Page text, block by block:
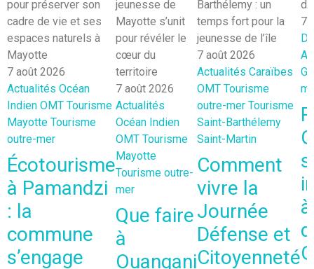
7 août 2026
Actualités Océan
Indien OMT Tourisme
Mayotte Tourisme
outre-mer
Écotourisme
à Pamandzi
: la
commune
s’engage
7 août 2026
Actualités
Océan Indien
OMT Tourisme
Mayotte
Tourisme outre-
mer
Que faire
à
Ouangani
7 août 2026
Actualités Caraïbes
OMT Tourisme
outre-mer Tourisme
Saint-Barthélemy
Saint-Martin
Comment
vivre la
Journée
Défense et
Citoyenneté
7